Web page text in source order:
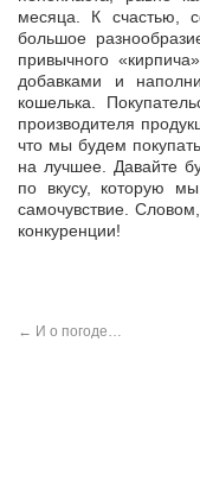
месяца. К счастью,
большое
привычного
добавками и
кошелька.
производителя
что мы будем
на лучшее. Давайте
по вкусу, которую
самочувствие.
конкуренции!
← И о погоде…